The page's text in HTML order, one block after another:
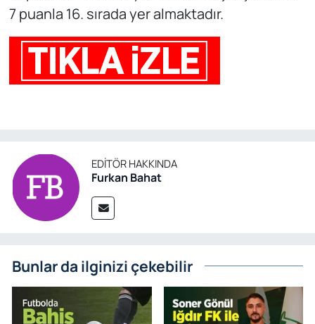
7 puanla 16. sırada yer almaktadır.
EDITÖR HAKKINDA
Furkan Bahat
Bunlar da ilginizi çekebilir